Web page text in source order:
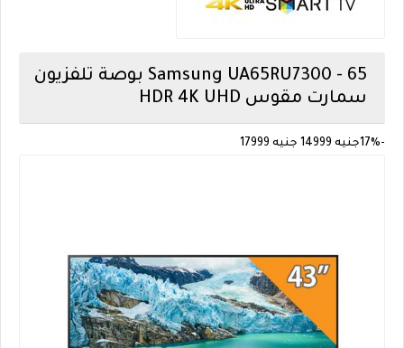
Samsung UA65RU7300 - 65 بوصة تلفزيون
سمارت مقوس HDR 4K UHD
-17% جنيه 14999 جنيه 17999